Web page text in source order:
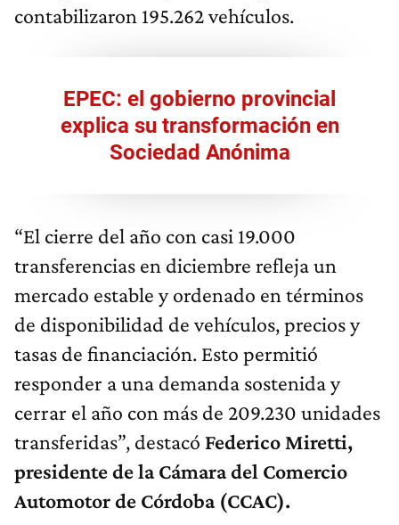
contabilizaron 195.262 vehículos.
EPEC: el gobierno provincial
explica su transformación en
Sociedad Anónima
“El cierre del año con casi 19.000
transferencias en diciembre refleja un
mercado estable y ordenado en términos
de disponibilidad de vehículos, precios y
tasas de financiación. Esto permitió
responder a una demanda sostenida y
cerrar el año con más de 209.230 unidades
transferidas”, destacó Federico Miretti,
presidente de la Cámara del Comercio
Automotor de Córdoba (CCAC).